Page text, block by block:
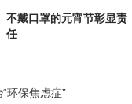
不戴口罩的元宵节彰显责
任
环保焦虑症”